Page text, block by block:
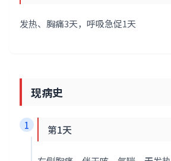
发热、胸痛3天，呼吸急促1天
现病史
1 第1天